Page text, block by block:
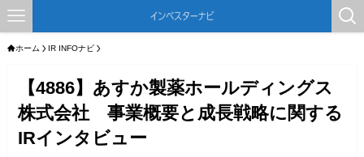
ホーム IR INFOナビ
【4886】あすか製薬ホールディングス
株式会社 事業概要と成長戦略に関する
IRインタビュー